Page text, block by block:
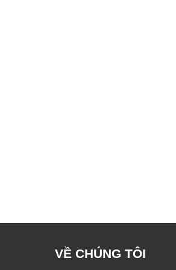
VỀ CHÚNG TÔI